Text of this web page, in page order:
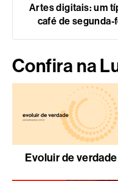
Artes digitais: um
café de segunda-
Confira na
Evoluir de verdade